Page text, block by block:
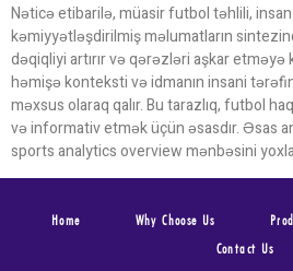
Nəticə etibarilə, müasir futbol təhlili,
kəmiyyətləşdirilmiş məlumatların
dəqiqliyi artırır və qərəzləri aşkar
həmişə konteksti və idmanın insani
məxsus olaraq qalır. Bu tarazlıq, futbol
və informativ etmək üçün əsasdır. Əsas
sports analytics overview mənbəsini
Home Why Choose Us
Contact Us